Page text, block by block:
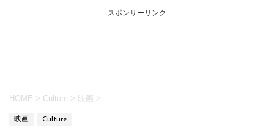
スポンサーリンク
HOME > Culture > 映画 >
映画 Culture